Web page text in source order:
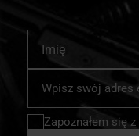
nasz
newsletter:
Zapoznałem się z